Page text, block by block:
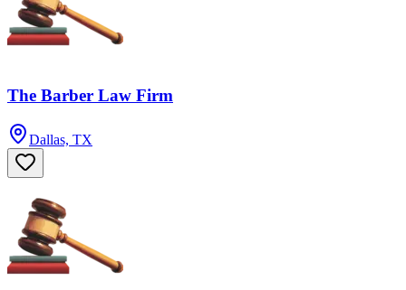
The Barber Law Firm
Dallas, TX